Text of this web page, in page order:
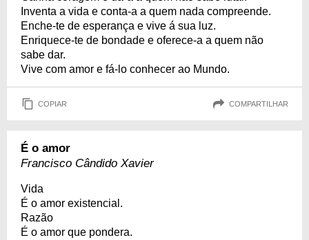
Inventa a vida e conta-a a quem nada compreende.
Enche-te de esperança e vive á sua luz.
Enriquece-te de bondade e oferece-a a quem não
sabe dar.
Vive com amor e fá-lo conhecer ao Mundo.
COPIAR COMPARTILHAR
É o amor
Francisco Cândido Xavier
Vida
É o amor existencial.
Razão
É o amor que pondera.